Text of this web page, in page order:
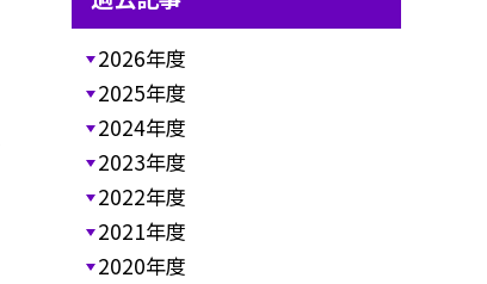
2026年度
2025年度
2024年度
2023年度
2022年度
2021年度
2020年度